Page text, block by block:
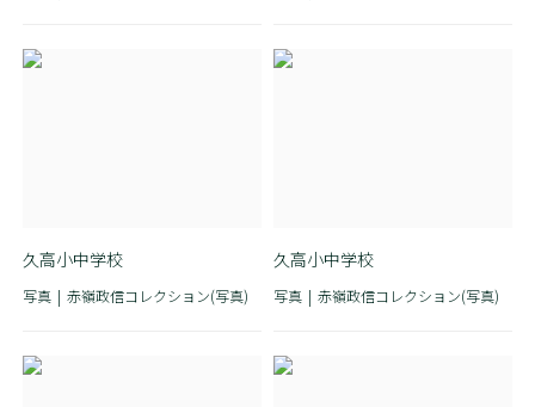
久高小中学校
写真 赤嶺政信コレクション(写真)
久高小中学校
写真 赤嶺政信コレクション(写真)